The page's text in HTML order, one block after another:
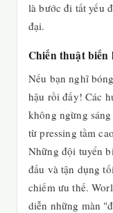
là bước đi tất yếu
đại.
Chiến thuật biến
Nếu bạn nghĩ
hậu rồi đấy! Các
không ngừng
từ pressing tầm
Những đội tuyển
đấu và tận dụng
chiếm ưu thế.
diễn những màn